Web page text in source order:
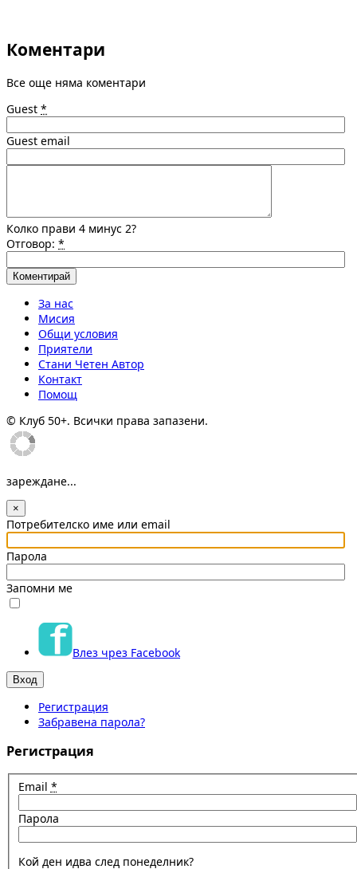
Коментари
Все още няма коментари
Guest *
Guest email
Колко прави 4 минус 2?
Отговор: *
За нас
Мисия
Общи условия
Приятели
Стани Четен Автор
Контакт
Помощ
© Клуб 50+. Всички права запазени.
зареждане...
×
Потребителско име или email
Парола
Запомни ме
Влез чрез Facebook
Регистрация
Забравена парола?
Регистрация
Email *
Парола
Кой ден идва след понеделник?